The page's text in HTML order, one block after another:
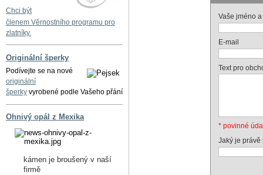
Chci být
členem Věrnostního programu pro
zlatníky.
Originální šperky
Podívejte se na nové
originální
šperky vyrobené podle Vašeho přání
Ohnivý opál z Mexika
kámen je broušený v naší
firmě
Vaše jméno
E-mail
Text pro
* povinné
Jaký je právě